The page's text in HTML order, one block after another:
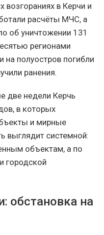
в Керчи и
расчёты МЧС, а
об уничтожении 131
регионами
на полуостров погибли
ранения.
две недели Керчь
в которых
и мирные
выглядит системной:
объектам, а по
городской
обстановка на